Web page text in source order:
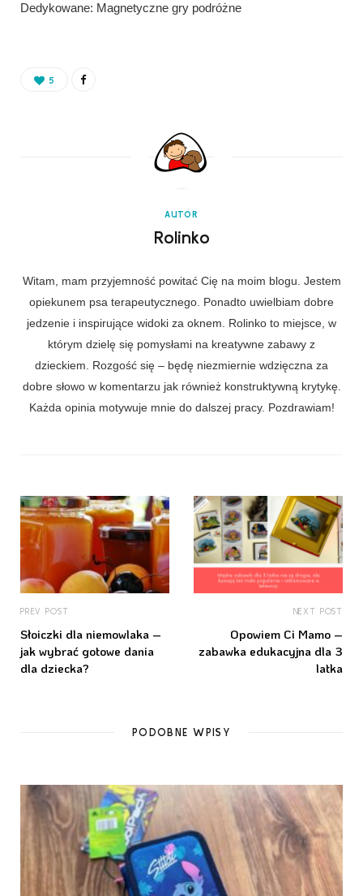
Dedykowane: Magnetyczne gry podróżne
5
AUTOR
Rolinko
Witam, mam przyjemność powitać Cię na moim blogu. Jestem
opiekunem psa terapeutycznego. Ponadto uwielbiam dobre
jedzenie i inspirujące widoki za oknem. Rolinko to miejsce, w
którym dzielę się pomysłami na kreatywne zabawy z
dzieckiem. Rozgość się – będę niezmiernie wdzięczna za
dobre słowo w komentarzu jak również konstruktywną krytykę.
Każda opinia motywuje mnie do dalszej pracy. Pozdrawiam!
PREV POST
Słoiczki dla niemowlaka –
jak wybrać gotowe dania
dla dziecka?
NEXT POST
Opowiem Ci Mamo –
zabawka edukacyjna dla 3
latka
PODOBNE WPISY